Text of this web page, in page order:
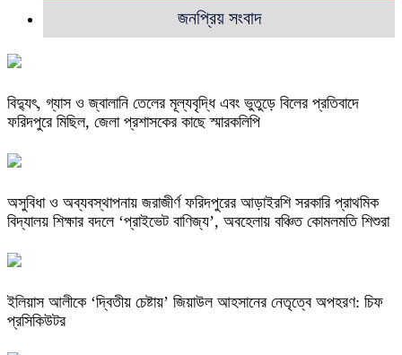
জনপ্রিয় সংবাদ
বিদ্যুৎ, গ্যাস ও জ্বালানি তেলের মূল্যবৃদ্ধি এবং ভুতুড়ে বিলের প্রতিবাদে
ফরিদপুরে মিছিল, জেলা প্রশাসকের কাছে স্মারকলিপি
অসুবিধা ও অব্যবস্থাপনায় জরাজীর্ণ ফরিদপুরের আড়াইরশি সরকারি প্রাথমিক
বিদ্যালয় শিক্ষার বদলে ‘প্রাইভেট বাণিজ্য’, অবহেলায় বঞ্চিত কোমলমতি শিশুরা
ইলিয়াস আলীকে ‘দ্বিতীয় চেষ্টায়’ জিয়াউল আহসানের নেতৃত্বে অপহরণ: চিফ
প্রসিকিউটর